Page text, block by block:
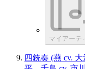
マイアーテ
四銃奏 (燕 cv.